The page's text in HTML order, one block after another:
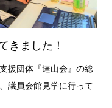
きました！
援団体『達山会』の総
議員会館見学に行って